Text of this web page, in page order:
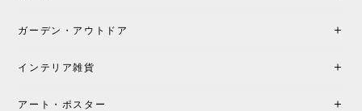
ガーデン・アウトドア
インテリア雑貨
アート・ポスター